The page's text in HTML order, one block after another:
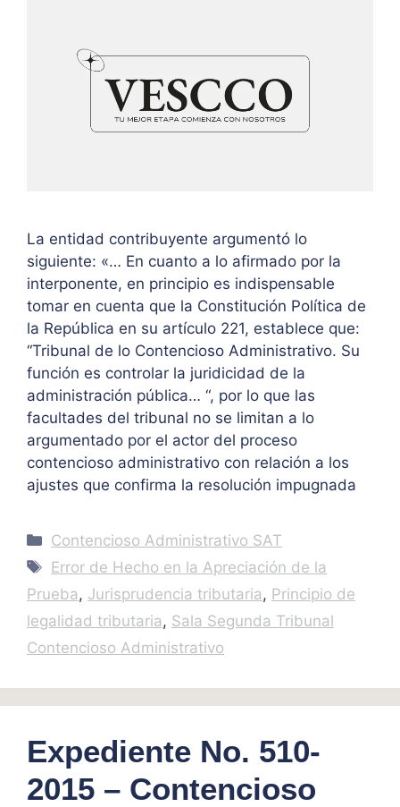
La entidad contribuyente argumentó lo
siguiente: «… En cuanto a lo afirmado por la
interponente, en principio es indispensable
tomar en cuenta que la Constitución Política de
la República en su artículo 221, establece que:
“Tribunal de lo Contencioso Administrativo. Su
función es controlar la juridicidad de la
administración pública… “, por lo que las
facultades del tribunal no se limitan a lo
argumentado por el actor del proceso
contencioso administrativo con relación a los
ajustes que confirma la resolución impugnada
Categories
Contencioso Administrativo SAT
Tags
Error de Hecho en la Apreciación de la
Prueba, Jurisprudencia tributaria, Principio de
legalidad tributaria, Sala Segunda Tribunal
Contencioso Administrativo
Expediente No. 510-
2015 – Contencioso